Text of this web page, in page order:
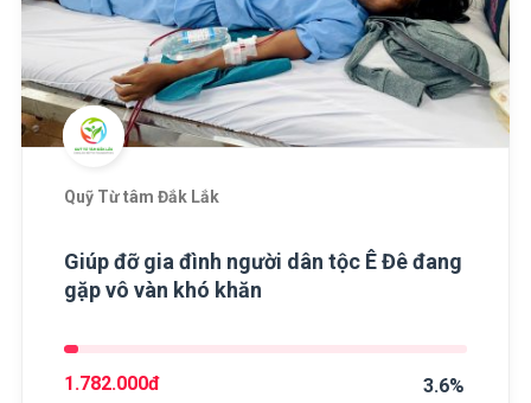
Quỹ Từ tâm Đắk Lắk
Giúp đỡ gia đình người dân tộc Ê Đê đang
gặp vô vàn khó khăn
3.6%
1.782.000đ